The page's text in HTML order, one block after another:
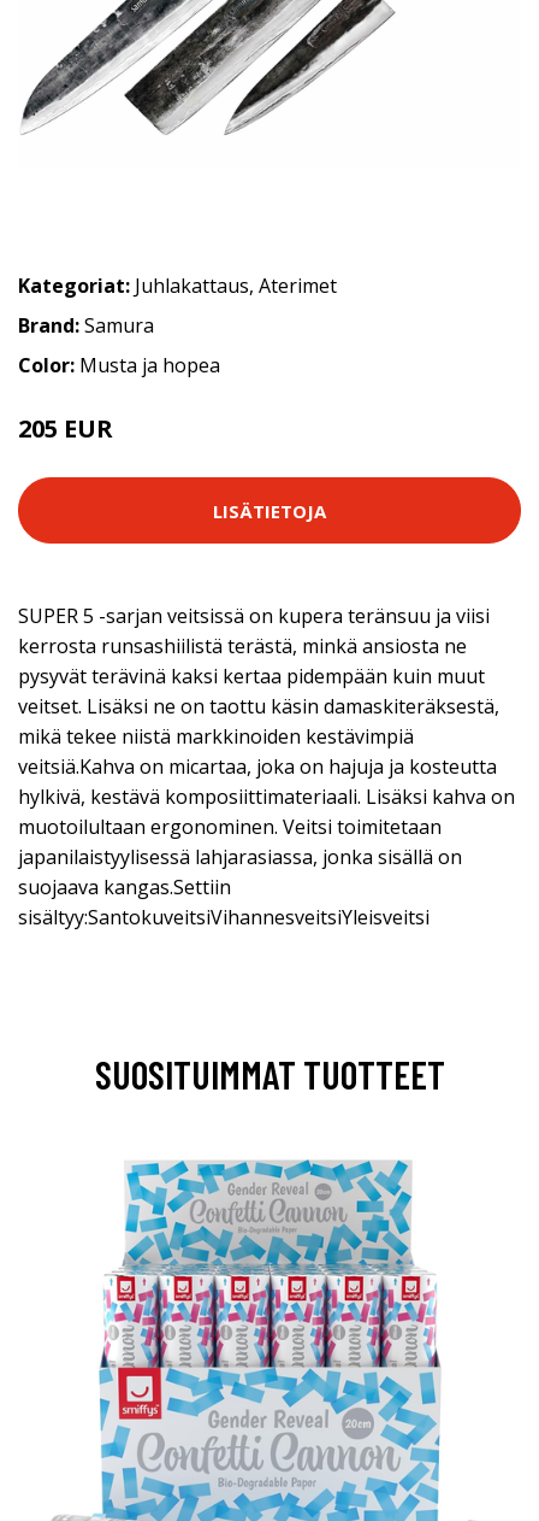
Kategoriat: Juhlakattaus, Aterimet
Brand:Samura
Color: Musta ja hopea
205 EUR
LISÄTIETOJA
SUPER 5 -sarjan veitsissä on kupera teränsuu ja viisi
kerrosta runsashiilistä terästä, minkä ansiosta ne
pysyvät terävinä kaksi kertaa pidempään kuin muut
veitset. Lisäksi ne on taottu käsin damaskiteräksestä,
mikä tekee niistä markkinoiden kestävimpiä
veitsiä.Kahva on micartaa, joka on hajuja ja kosteutta
hylkivä, kestävä komposiittimateriaali. Lisäksi kahva on
muotoilultaan ergonominen. Veitsi toimitetaan
japanilaistyylisessä lahjarasiassa, jonka sisällä on
suojaava kangas.Settiin
sisältyy:SantokuveitsiVihannesveitsiYleisveitsi
SUOSITUIMMAT TUOTTEET